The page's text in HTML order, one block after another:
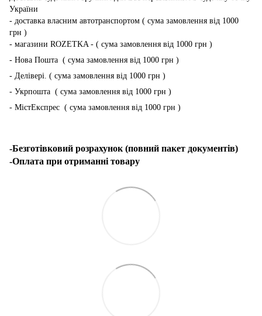
України
- доставка власним автотранспортом ( сума замовлення від 1000
грн )
- магазини ROZETKA - ( сума замовлення від 1000 грн )
- Нова Пошта ( сума замовлення від 1000 грн )
- Делівері. ( сума замовлення від 1000 грн )
- Укрпошта ( сума замовлення від 1000 грн )
- МістЕкспрес ( сума замовлення від 1000 грн )
-Безготівковий розрахунок (повний пакет документів)
-Оплата при отриманні товару